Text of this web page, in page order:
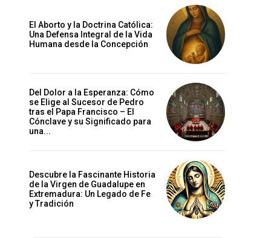
El Aborto y la Doctrina Católica:
Una Defensa Integral de la Vida
Humana desde la Concepción
Del Dolor a la Esperanza: Cómo
se Elige al Sucesor de Pedro
tras el Papa Francisco – El
Cónclave y su Significado para
una...
Descubre la Fascinante Historia
de la Virgen de Guadalupe en
Extremadura: Un Legado de Fe
y Tradición